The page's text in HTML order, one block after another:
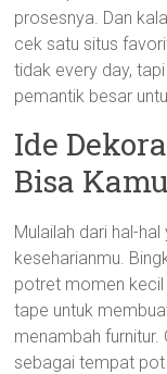
prosesnya. Dan
cek satu situs
tidak every day,
pemantik besar
Ide
Bisa
Mulailah dari hal-
keseharianmu.
potret momen kecil
tape untuk
menambah
sebagai tempat